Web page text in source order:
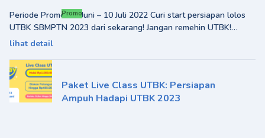
Promo
Periode Promo: 19 Juni – 10 Juli 2022 Curi start persiapan lolos
UTBK SBMPTN 2023 dari sekarang! Jangan remehin UTBK!
Selain untuk mendaftar ke PTN
lihat detail
Paket Live Class UTBK: Persiapan
Ampuh Hadapi UTBK 2023